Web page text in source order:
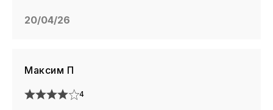
20/04/26
Максим П
4